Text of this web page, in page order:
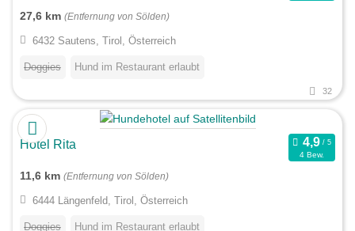
27,6 km (Entfernung von Sölden)
6432 Sautens, Tirol, Österreich
Doggies Hund im Restaurant erlaubt
32
Hotel Rita
4 Bew.
11,6 km (Entfernung von Sölden)
6444 Längenfeld, Tirol, Österreich
Doggies Hund im Restaurant erlaubt